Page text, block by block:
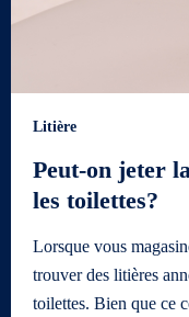
Litière
Peut-on jeter
les toilettes?
Lorsque vous
trouver des litières
toilettes. Bien que ce